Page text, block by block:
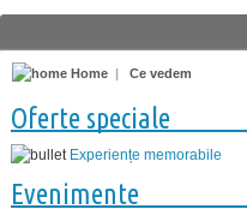
Home | Ce vedem
Oferte speciale
Experiențe memorabile
Evenimente